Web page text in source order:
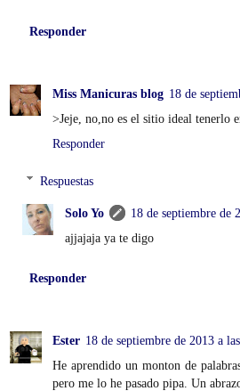
Responder
Miss Manicuras blog 18 de
>Jeje, no,no es el sitio ideal tenerlo
Responder
Respuestas
Solo Yo
18 de septiembre de
ajjajaja ya te digo
Responder
Ester 18 de septiembre de 2013 a
He aprendido un monton de
pero me lo he pasado pipa. Un